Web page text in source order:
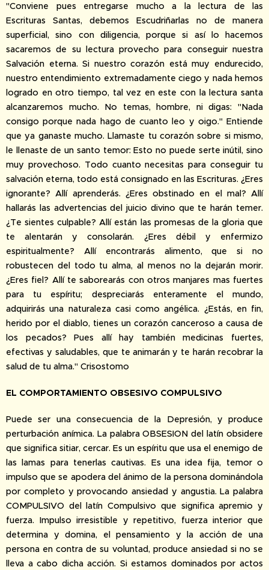
"Conviene pues entregarse mucho a la lectura de las
Escrituras Santas, debemos Escudriñarlas no de manera
superficial, sino con diligencia, porque si así lo hacemos
sacaremos de su lectura provecho para conseguir nuestra
Salvación eterna. Si nuestro corazón está muy endurecido,
nuestro entendimiento extremadamente ciego y nada hemos
logrado en otro tiempo, tal vez en este con la lectura santa
alcanzaremos mucho. No temas, hombre, ni digas: "Nada
consigo porque nada hago de cuanto leo y oigo." Entiende
que ya ganaste mucho. Llamaste tu corazón sobre si mismo,
le llenaste de un santo temor: Esto no puede serte inútil, sino
muy provechoso. Todo cuanto necesitas para conseguir tu
salvación eterna, todo está consignado en las Escrituras. ¿Eres
ignorante? Allí aprenderás. ¿Eres obstinado en el mal? Allí
hallarás las advertencias del juicio divino que te harán temer.
¿Te sientes culpable? Allí están las promesas de la gloria que
te alentarán y consolarán. ¿Eres débil y enfermizo
espiritualmente? Allí encontrarás alimento, que si no
robustecen del todo tu alma, al menos no la dejarán morir.
¿Eres fiel? Allí te saborearás con otros manjares mas fuertes
para tu espíritu; despreciarás enteramente el mundo,
adquirirás una naturaleza casi como angélica. ¿Estás, en fin,
herido por el diablo, tienes un corazón canceroso a causa de
los pecados? Pues allí hay también medicinas fuertes,
efectivas y saludables, que te animarán y te harán recobrar la
salud de tu alma." Crisostomo
EL COMPORTAMIENTO OBSESIVO COMPULSIVO
Puede ser una consecuencia de la Depresión, y produce
perturbación anímica. La palabra OBSESION del latín obsidere
que significa sitiar, cercar. Es un espíritu que usa el enemigo de
las lamas para tenerlas cautivas. Es una idea fija, temor o
impulso que se apodera del ánimo de la persona dominándola
por completo y provocando ansiedad y angustia. La palabra
COMPULSIVO del latín Compulsivo que significa apremio y
fuerza. Impulso irresistible y repetitivo, fuerza interior que
determina y domina, el pensamiento y la acción de una
persona en contra de su voluntad, produce ansiedad si no se
lleva a cabo dicha acción. Si estamos dominados por actos